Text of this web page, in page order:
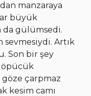
manzaraya
büyük
gülümsedi.
sevmesiydi. Artık
Son bir şey
öpücük
göze çarpmaz
kesim camı